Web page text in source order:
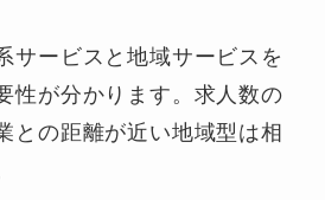
サービスと地域サービスを
性が分かります。求人数の
との距離が近い地域型は相